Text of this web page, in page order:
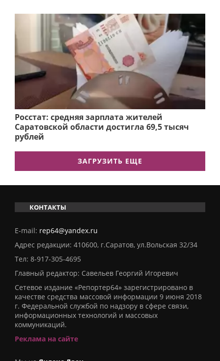
Росстат: средняя зарплата жителей
Саратовской области достигла 69,5 тысяч
рублей
ЗАГРУЗИТЬ ЕЩЕ
КОНТАКТЫ
E-mail: rep64@yandex.ru
Адрес редакции: 410600, г.Саратов, ул.Вольская 32/34
Тел: 8-917-305-4695
Главный редактор: Савельев Георгий Игоревич
Сетевое издание «Репортер64» зарегистрировано в
качестве средства массовой информации 9 июня 2018
г. Федеральной службой по надзору в сфере связи,
информационных технологий и массовых
коммуникаций.
Реклама на сайте